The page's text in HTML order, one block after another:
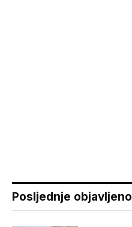
Posljednje objavljeno